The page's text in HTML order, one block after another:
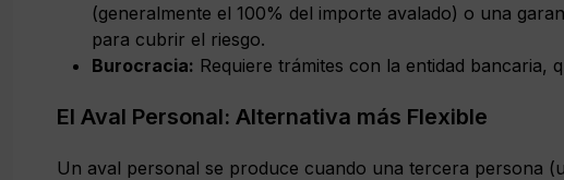
(generalmente el 100% del importe avalado) o una
para cubrir el riesgo.
Burocracia: Requiere trámites con la entidad bancaria,
El Aval Personal: Alternativa más Flexible
Un aval personal se produce cuando una tercera persona